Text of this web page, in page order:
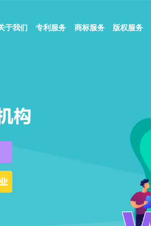
于我们 专利服务 商标服务 版权服务